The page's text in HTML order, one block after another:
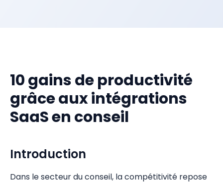
10 gains de productivité
grâce aux intégrations
SaaS en conseil
Introduction
Dans le secteur du conseil, la compétitivité repose